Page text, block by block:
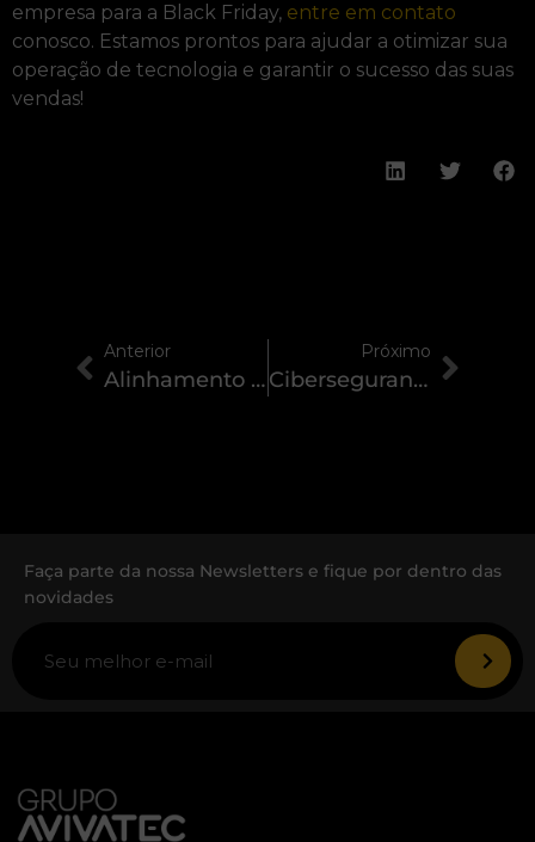
empresa para a Black Friday, entre em contato
conosco. Estamos prontos para ajudar a otimizar sua
operação de tecnologia e garantir o sucesso das suas
vendas!
Anterior
Alinhamento da tecnologia com os objetivos de negócios para 2025: como inovar e crescer no mundo digital
Próximo
Cibersegurança como foco para 2025: preparando-se para o futuro digital com a Avivatec
Faça parte da nossa Newsletters e fique por dentro das
novidades